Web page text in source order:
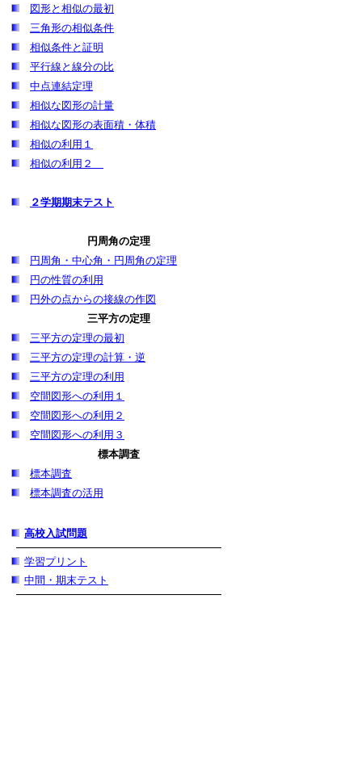
図形と相似の最初
三角形の相似条件
相似条件と証明
平行線と線分の比
中点連結定理
相似な図形の計量
相似な図形の表面積・体積
相似の利用１
相似の利用２
２学期期末テスト
円周角の定理
円周角・中心角・円周角の定理
円の性質の利用
円外の点からの接線の作図
三平方の定理
三平方の定理の最初
三平方の定理の計算・逆
三平方の定理の利用
空間図形への利用１
空間図形への利用２
空間図形への利用３
標本調査
標本調査
標本調査の活用
高校入試問題
学習プリント
中間・期末テスト